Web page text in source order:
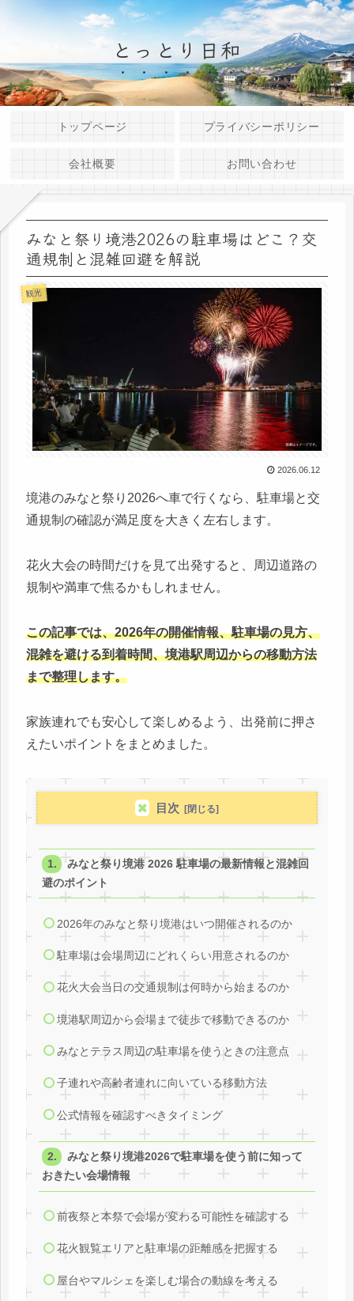
とっとり日和
トップページ プライバシーポリシー
会社概要 お問い合わせ
みなと祭り境港2026の駐車場はどこ？交
通規制と混雑回避を解説
観光
2026.06.12
境港のみなと祭り2026へ車で行くなら、駐車場と交
通規制の確認が満足度を大きく左右します。
花火大会の時間だけを見て出発すると、周辺道路の
規制や満車で焦るかもしれません。
この記事では、2026年の開催情報、駐車場の見方、
混雑を避ける到着時間、境港駅周辺からの移動方法
まで整理します。
家族連れでも安心して楽しめるよう、出発前に押さ
えたいポイントをまとめました。
目次
みなと祭り境港 2026 駐車場の最新情報と混雑回
避のポイント
2026年のみなと祭り境港はいつ開催されるのか
駐車場は会場周辺にどれくらい用意されるのか
花火大会当日の交通規制は何時から始まるのか
境港駅周辺から会場まで徒歩で移動できるのか
みなとテラス周辺の駐車場を使うときの注意点
子連れや高齢者連れに向いている移動方法
公式情報を確認すべきタイミング
みなと祭り境港2026で駐車場を使う前に知って
おきたい会場情報
前夜祭と本祭で会場が変わる可能性を確認する
花火観覧エリアと駐車場の距離感を把握する
屋台やマルシェを楽しむ場合の動線を考える